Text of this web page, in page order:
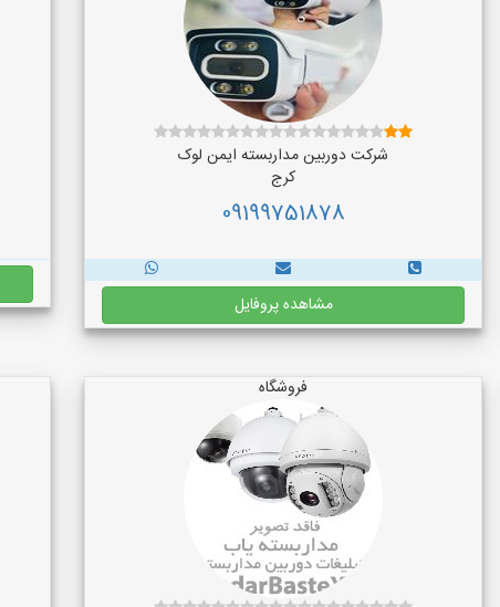
شرکت دوربین مداربسته ایمن لوک
کرج
09199751878
مشاهده پروفایل
فروشگاه